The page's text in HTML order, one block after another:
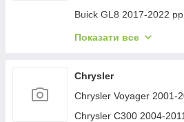
Buick GL8 2017-2022 рр.
Buick Lacrosse 2017-
Buick Verano 2016-2021
Buick Enclave 2007-
Показати все
Chrysler
Chrysler Voyager 2001-
Chrysler C300 2004-